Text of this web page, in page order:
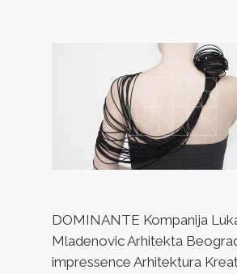
DOMINANTE Kompanija
Mladenovic Arhitekta
impressence Arhitektura